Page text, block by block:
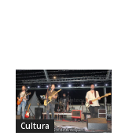
Cultura